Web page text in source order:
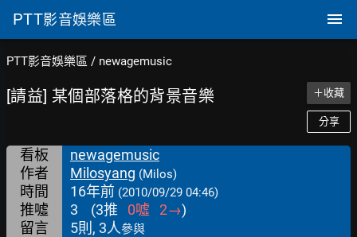
PTT影音娛樂區
PTT影音娛樂區 / newagemusic
[請益] 某個部落格的背景音樂 ＋收藏
分享
看板
newagemusic
作者
Milosyang (Milos)
時間 16年前 (2010/09/29 04:46)
推噓 3 (3推 0噓 2→)
留言
5則, 3人參與